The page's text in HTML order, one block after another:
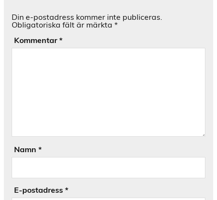
Din e-postadress kommer inte publiceras.
Obligatoriska fält är märkta *
Kommentar*
Namn *
E-postadress *